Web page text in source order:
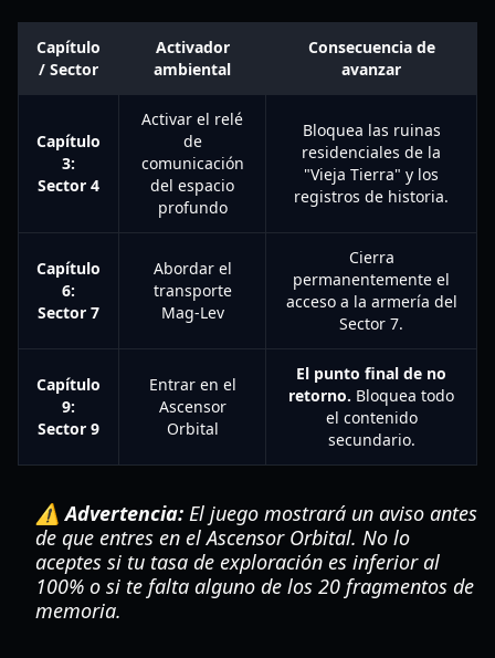
Capítulo
/ Sector
Activador
ambiental
Consecuencia de
avanzar
Capítulo
3:
Sector 4
Activar el relé
de
comunicación
del espacio
profundo
Bloquea las ruinas
residenciales de la
"Vieja Tierra" y los
registros de historia.
Capítulo
6:
Sector 7
Abordar el
transporte
Mag-Lev
Cierra
permanentemente el
acceso a la armería del
Sector 7.
Capítulo
9:
Sector 9
Entrar en el
Ascensor
Orbital
El punto final de no
retorno. Bloquea todo
el contenido
secundario.
⚠️ Advertencia: El juego mostrará un aviso antes
de que entres en el Ascensor Orbital. No lo
aceptes si tu tasa de exploración es inferior al
100% o si te falta alguno de los 20 fragmentos de
memoria.